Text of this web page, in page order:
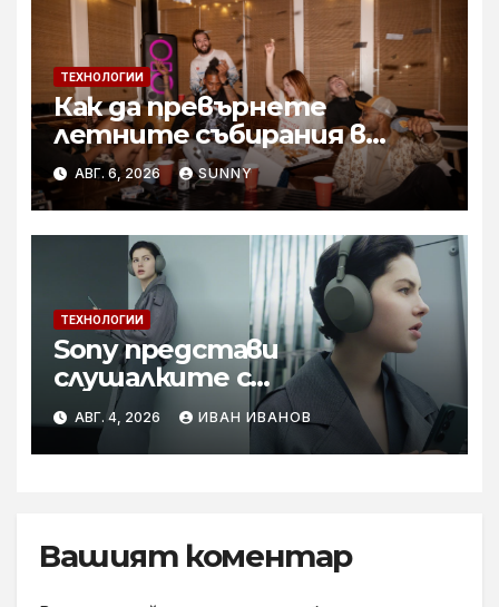
ТЕХНОЛОГИИ
Как да превърнете
летните събирания в
купон с караоке система
АВГ. 6, 2026 SUNNY
ТЕХНОЛОГИИ
Sony представи
слушалките с
шумопотискане WH-
1000XM6 в нов цвят „Olive
Gray“
АВГ. 4, 2026 ИВАН ИВАНОВ
Вашият коментар